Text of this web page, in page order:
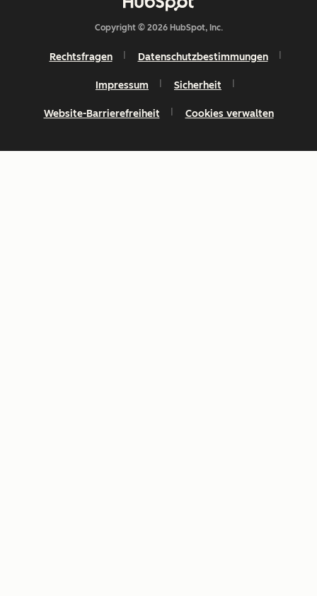
Copyright © 2026 HubSpot, Inc.
Rechtsfragen Datenschutzbestimmungen
Impressum Sicherheit
Website-Barrierefreiheit Cookies verwalten